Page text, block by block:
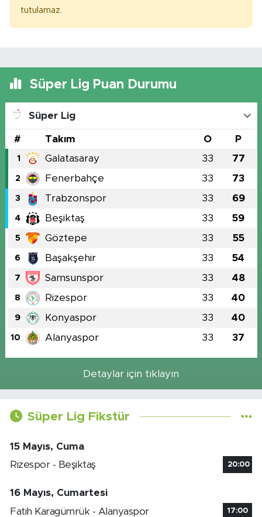
tutulamaz.
Süper Lig Puan Durumu
Süper Lig
# Takım O P
1 Galatasaray 33 77
2 Fenerbahçe 33 73
3 Trabzonspor 33 69
4 Beşiktaş 33 59
5 Göztepe 33 55
6 Başakşehir 33 54
7 Samsunspor 33 48
8 Rizespor 33 40
9 Konyaspor 33 40
10 Alanyaspor 33 37
Detaylar için tıklayın
Süper Lig Fikstür
15 Mayıs, Cuma
Rizespor - Beşiktaş
20:00
16 Mayıs, Cumartesi
Fatih Karagümrük - Alanyaspor
17:00